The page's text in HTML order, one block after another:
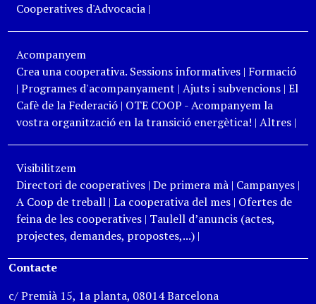
Cooperatives d'Advocacia|
Acompanyem
Crea una cooperativa. Sessions informatives| Formació
| Programes d'acompanyament | Ajuts i subvencions| El
Cafè de la Federació| OTE COOP - Acompanyem la
vostra organització en la transició energètica! | Altres|
Visibilitzem
Directori de cooperatives| De primera mà| Campanyes|
A Coop de treball| La cooperativa del mes| Ofertes de
feina de les cooperatives| Taulell d’anuncis (actes,
projectes, demandes, propostes,...)|
Contacte
c/ Premià 15, 1a planta, 08014 Barcelona